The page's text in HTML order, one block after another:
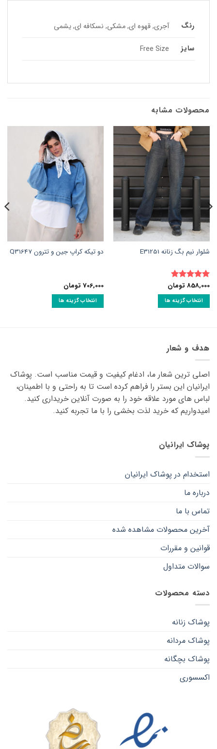
رنگ آجری, قهوه ای, مشکی, نسکافه ای, یشمی
سایز Free Size
محصولات مشابه
شلوار نیم بگ زنانه E31251
نمره5از
5
858,000 تومان
انتخاب گزینه ها
انواع
مختلفی
می
باشد.
گزینه
ها
ممکن
است
محصول
انتخاب
دو تیکه کراپ جین و تترون Q31647
706,000 تومان
انتخاب گزینه ها
باشد.
گزینه
ممکن
است
هدف و شعار
اصلی ترین شعار ما، ادغام کیفیت و قیمت مناسب است. پوشاک
ایرانیان این بستر را فراهم کرده است تا به راحتی و با اطمینان،
لباس های مورد علاقه ‌خود را به صورت آنلاین خریداری کنید.
امیدواریم که خرید لذت ‌بخشی را با ما تجربه کنید.
پوشاک ایرانیان
استخدام در پوشاک ایرانیان
درباره ما
تماس با ما
آخرین محصولات مشاهده شده
قوانین و مقررات
سوالات متداول
دسته محصولات
پوشاک زنانه
پوشاک مردانه
پوشاک بچگانه
اکسسوری